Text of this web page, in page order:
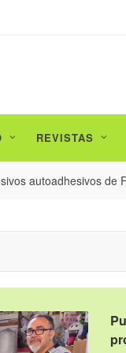
REVISTAS
autoadhesivos de